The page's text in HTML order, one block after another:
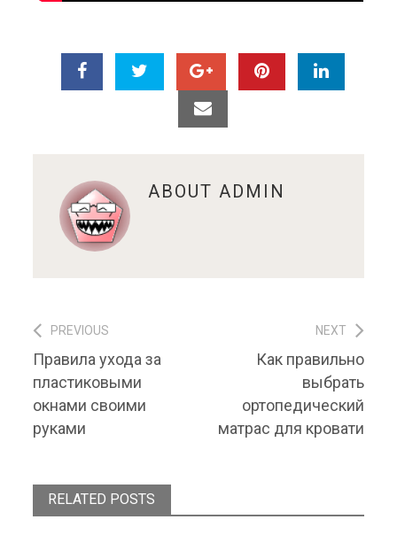
ABOUT ADMIN
Навигация по записям
PREVIOUS
Previous post:
Правила ухода за
пластиковыми
окнами своими
руками
NEXT
Next post:
Как правильно
выбрать
ортопедический
матрас для кровати
RELATED POSTS